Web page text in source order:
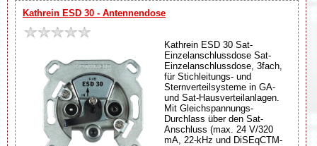
Kathrein ESD 30 - Antennendose
Kathrein ESD 30 Sat-
Einzelanschlussdose Sat-
Einzelanschlussdose, 3fach,
für Stichleitungs- und
Sternverteilsysteme in GA-
und Sat-Hausverteilanlagen.
Mit Gleichspannungs-
Durchlass über den Sat-
Anschluss (max. 24 V/320
mA, 22-kHz und DiSEqCTM-